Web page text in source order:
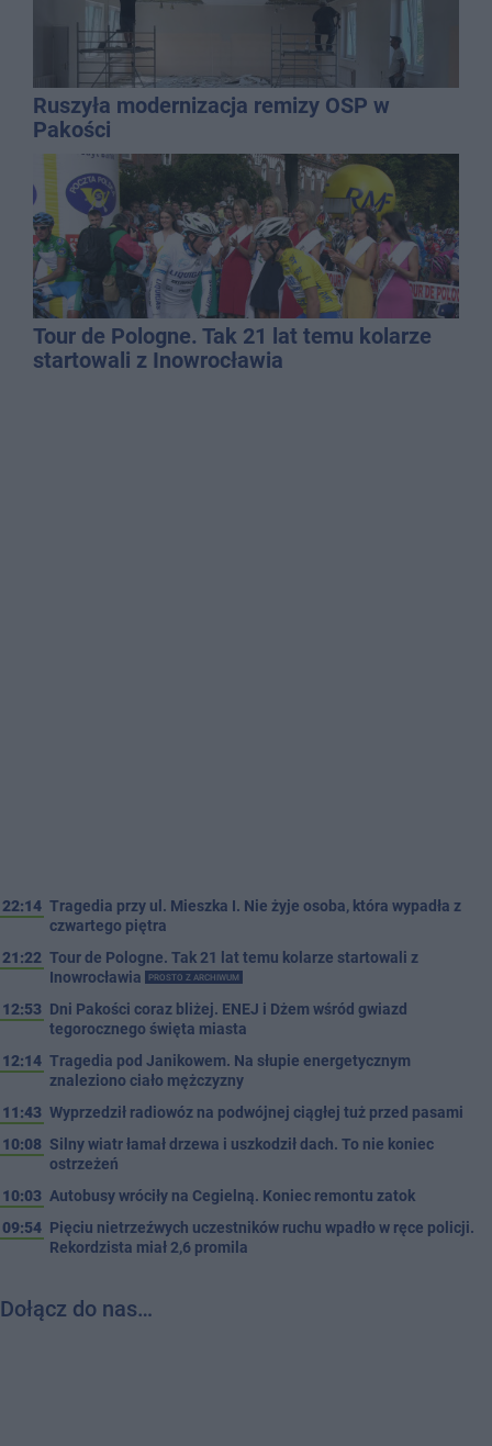
Ruszyła modernizacja remizy OSP w
Pakości
Tour de Pologne. Tak 21 lat temu kolarze
startowali z Inowrocławia
22:14 Tragedia przy ul. Mieszka I. Nie żyje osoba, która wypadła z
czwartego piętra
21:22 Tour de Pologne. Tak 21 lat temu kolarze startowali z
Inowrocławia
PROSTO Z ARCHIWUM
12:53 Dni Pakości coraz bliżej. ENEJ i Dżem wśród gwiazd
tegorocznego święta miasta
12:14 Tragedia pod Janikowem. Na słupie energetycznym
znaleziono ciało mężczyzny
11:43 Wyprzedził radiowóz na podwójnej ciągłej tuż przed pasami
10:08 Silny wiatr łamał drzewa i uszkodził dach. To nie koniec
ostrzeżeń
10:03 Autobusy wróciły na Cegielną. Koniec remontu zatok
09:54 Pięciu nietrzeźwych uczestników ruchu wpadło w ręce policji.
Rekordzista miał 2,6 promila
Dołącz do nas…